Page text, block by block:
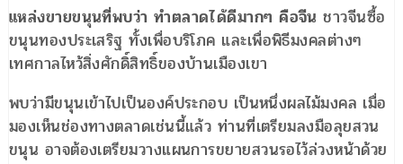
แหล่งขายขนุนที่พบว่า ทำตลาดได้ดีมากๆ คือจีน ชาวจีนซื้อ
ขนุนทองประเสริฐ ทั้งเพื่อบริโภค และเพื่อพิธีมงคลต่างๆ
เทศกาลไหว้สิ่งศักดิ์สิทธิ์ของบ้านเมืองเขา
พบว่ามีขนุนเข้าไปเป็นองค์ประกอบ เป็นหนึ่งผลไม้มงคล เมื่อ
มองเห็นช่องทางตลาดเช่นนี้แล้ว ท่านที่เตรียมลงมือลุยสวน
ขนุน อาจต้องเตรียมวางแผนการขยายสวนรอไว้ล่วงหน้าด้วย